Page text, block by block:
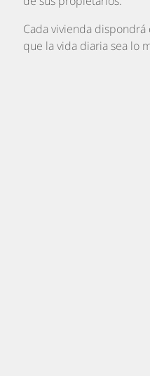
Cada vivienda dispondrá
que la vida diaria sea lo